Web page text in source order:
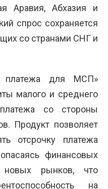
Аравия, Абхазия и
спрос сохраняется
со странами СНГ и
платежа для МСП»
малого и среднего
со стороны
Продукт позволяет
отсрочку платежа
финансовых
новых рынков, что
на